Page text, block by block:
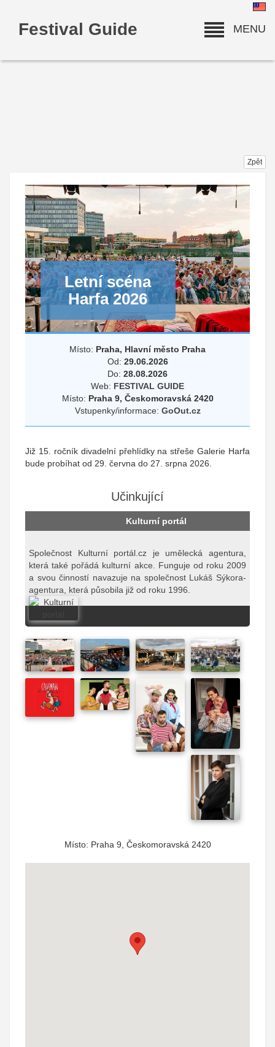
Festival Guide MENU
Zpět
Letní scéna
Harfa 2026
Místo: Praha, Hlavní město Praha
Od: 29.06.2026
Do: 28.08.2026
Web: FESTIVAL GUIDE
Místo: Praha 9, Českomoravská 2420
Vstupenky/informace: GoOut.cz
Již 15. ročník divadelní přehlídky na střeše Galerie Harfa
bude probíhat od 29. června do 27. srpna 2026.
Učinkující
Kulturní portál
Společnost Kulturní portál.cz je umělecká agentura,
která také pořádá kulturní akce. Funguje od roku 2009
a svou činností navazuje na společnost Lukáš Sýkora-
agentura, která působila již od roku 1996.
Místo: Praha 9, Českomoravská 2420